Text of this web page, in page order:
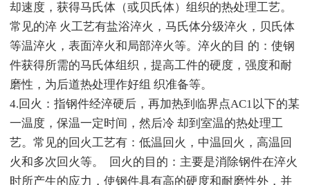
却速度，获得马氏体（或贝氏体）组织的热处理工艺。
常见的淬 火工艺有盐浴淬火，马氏体分级淬火，贝氏体
等温淬火，表面淬火和局部淬火等。淬火的目 的：使钢
件获得所需的马氏体组织，提高工件的硬度，强度和耐
磨性，为后道热处理作好组 织准备等。
4.回火：指钢件经淬硬后，再加热到临界点AC1以下的某
一温度，保温一定时间，然后冷 却到室温的热处理工
艺。常见的回火工艺有：低温回火，中温回火，高温回
火和多次回火等。 回火的目的：主要是消除钢件在淬火
时所产生的应力，使钢件具有高的硬度和耐磨性外，并